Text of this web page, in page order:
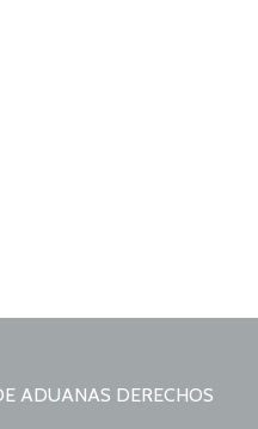
ADUANAS DERECHOS